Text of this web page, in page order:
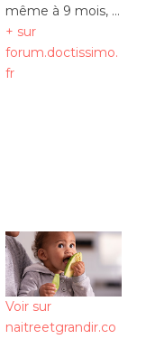
même à 9 mois, …
+ sur
forum.doctissimo.
fr
Voir sur
naitreetgrandir.co